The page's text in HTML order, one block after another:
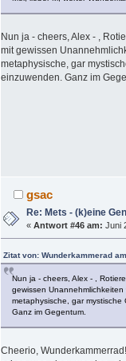
Nun ja - cheers, Alex - ,
mit gewissen
metaphysische, gar
einzuwenden. Ganz im
gsac
Re: Mets - (k)eine
«Antwort #46 am: Juni
Zitat von: Wunderkammerad
Nun ja - cheers, Alex - ,
gewissen
metaphysische, gar
Ganz im Gegentum.
Cheerio,